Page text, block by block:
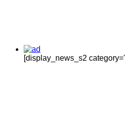
[display_news_s2